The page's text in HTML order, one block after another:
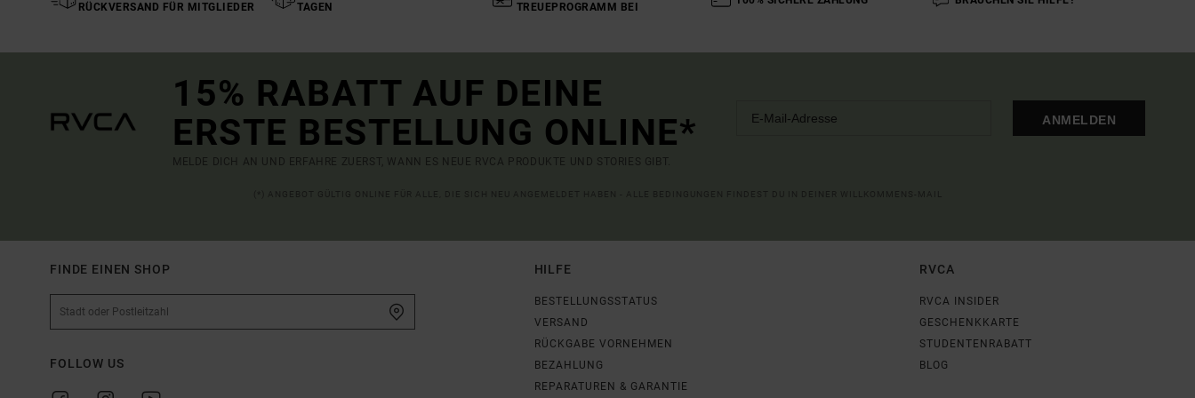
RÜCKVERSAND FÜR MITGLIEDER
TAGEN
TREUEPROGRAMM BEI
15% RABATT AUF DEINE
ERSTE BESTELLUNG ONLINE*
MELDE DICH AN UND ERFAHRE ZUERST, WANN ES NEUE RVCA PRODUKTE UND STORIES GIBT.
ANMELDEN
FINDE EINEN SHOP
FOLLOW US
HILFE
BESTELLUNGSSTATUS
VERSAND
RÜCKGABE VORNEHMEN
BEZAHLUNG
REPARATUREN & GARANTIE
RVCA
RVCA INSIDER
GESCHENKKARTE
STUDENTENRABATT
BLOG